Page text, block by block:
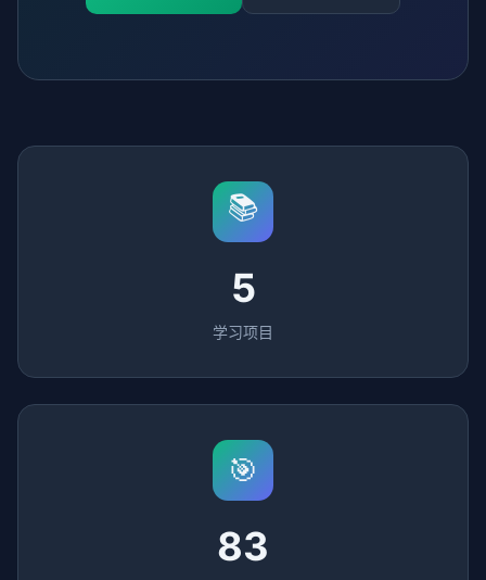
📚
5
学习项目
🎯
83